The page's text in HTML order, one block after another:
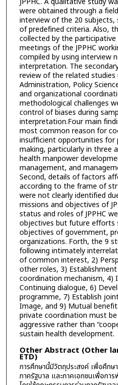
were obtained through a
interview of the 20 subjects,
of predefined criteria. Also,
collected by the
meetings of the JPPHC
compiled by using interview
interpretation. The
review of the related
Administration, Policy
and organizational
methodological challenges
control of biases during
interpretation.Four main
most common reason for
insufficient opportunities for
making, particularly in three
health manpower
management, and
Second, details of factors
according to the frame of
were not clearly identified
missions and objectives of
status and roles of JPPHC
objectives but future efforts
objectives of government,
organizations. Forth, the 9
following intimately
of common interest, 2)
other roles, 3)
coordination mechanism, 4)
Continuing dialogue, 6)
programme, 7) Establish
Image, and 9) Mutual
private coordination must
aggressive rather than
sustain health development.
Other Abstract (Other
ETD)
การศึกษานี้มีวัตถุประสงค์ เพื่อศึกษ
ภาครัฐบาล และภาคเอกชนเพื่อกา